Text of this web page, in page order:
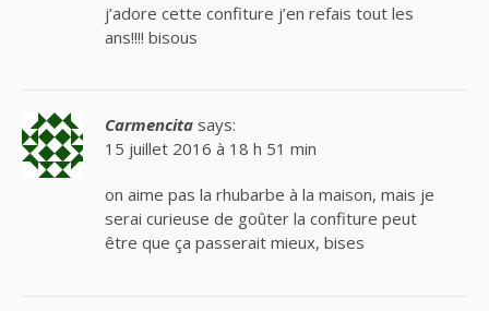
j’adore cette confiture j’en refais tout les
ans!!!! bisous
Carmencita says:
15 juillet 2016 à 18 h 51 min
on aime pas la rhubarbe à la maison, mais je
serai curieuse de goûter la confiture peut
être que ça passerait mieux, bises